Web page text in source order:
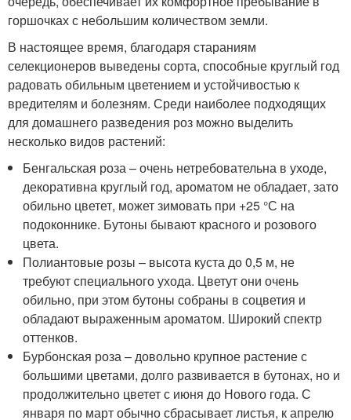
горшочках с небольшим количеством земли.
В настоящее время, благодаря стараниям
селекционеров выведены сорта, способные круглый год
радовать обильным цветением и устойчивостью к
вредителям и болезням. Среди наиболее подходящих
для домашнего разведения роз можно выделить
несколько видов растений:
Бенгальская роза – очень нетребовательна в уходе,
декоративна круглый год, ароматом не обладает, зато
обильно цветет, может зимовать при +25 °С на
подоконнике. Бутоны бывают красного и розового
цвета.
Полиантовые розы – высота куста до 0,5 м, не
требуют специального ухода. Цветут они очень
обильно, при этом бутоны собраны в соцветия и
обладают выраженным ароматом. Широкий спектр
оттенков.
Бурбонская роза – довольно крупное растение с
большими цветами, долго развивается в бутонах, но и
продолжительно цветет с июня до Нового года. С
января по март обычно сбрасывает листья, к апрелю